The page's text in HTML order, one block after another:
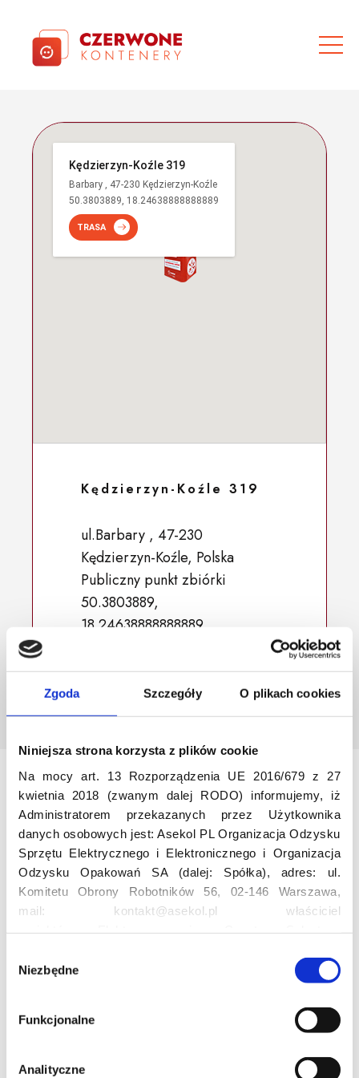
Zgoda Szczegóły O plikach cookies
Niniejsza strona korzysta z plików cookie
Na mocy art. 13 Rozporządzenia UE 2016/679 z 27
kwietnia 2018 (zwanym dalej RODO) informujemy, iż
Administratorem przekazanych przez Użytkownika
danych osobowych jest: Asekol PL Organizacja Odzysku
Sprzętu Elektrycznego i Elektronicznego i Organizacja
Odzysku Opakowań SA (dalej: Spółka), adres: ul.
Komitetu Obrony Robotników 56, 02-146 Warszawa,
mail: kontakt@asekol.pl właściciel
Asekolove. Administrator przetwarza następujące dane
osobowe Użytkowników: imię, nazwisko, adres e-mail,
numer telefonu, miasto, preferencje Użytkownika,
lokalizacja, obszar zainteresowania, dane przetwarzane
reklamowy Użytkownika, lokalizacja, identyfikator
Niezbędne
Funkcjonalne
Analityczne
Kędzierzyn-Koźle 319
Barbary , 47-230 Kędzierzyn-Koźle
50.3803889, 18.24638888888889
TRASA
Kędzierzyn-Koźle 319
ul.Barbary , 47-230
Kędzierzyn-Koźle, Polska
Publiczny punkt zbiórki
50.3803889,
18.24638888888889
Odwiedź nas
Profesjonalna i Bezpieczna Utylizacja Elektroodpadów